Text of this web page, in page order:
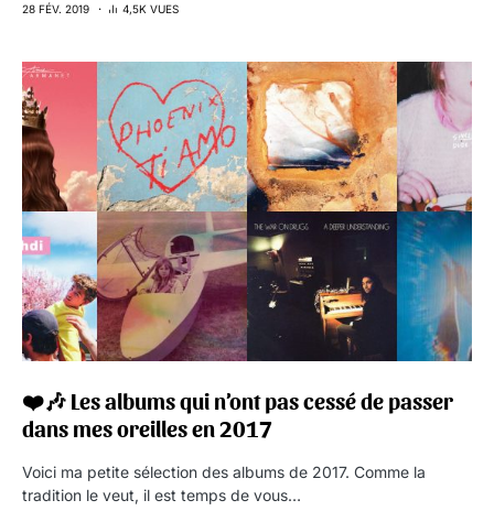
28 FÉV. 2019 4,5K VUES
❤️🎶 Les albums qui n’ont pas cessé de passer
dans mes oreilles en 2017
Voici ma petite sélection des albums de 2017. Comme la
tradition le veut, il est temps de vous…